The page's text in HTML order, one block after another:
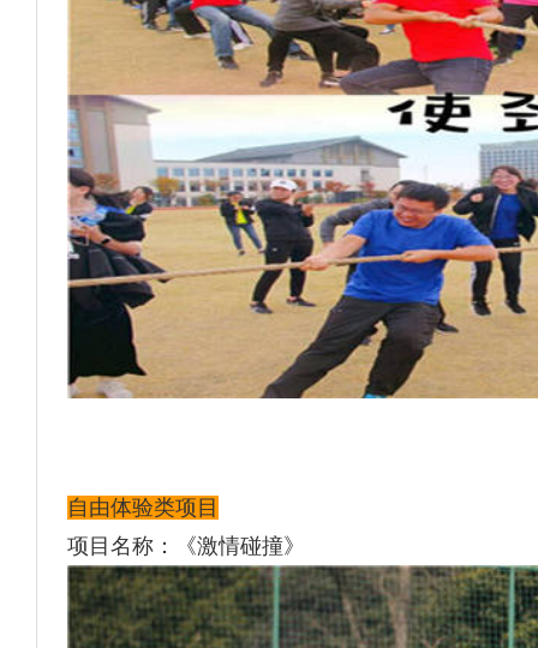
自由体验类项目
项目名称：《激情碰撞》